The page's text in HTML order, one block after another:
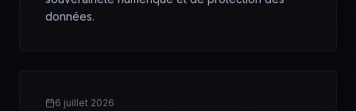
données.
6 juillet 2026